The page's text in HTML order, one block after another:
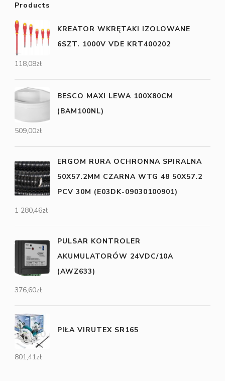
Products
KREATOR WKRĘTAKI IZOLOWANE
6SZT. 1000V VDE KRT400202
118,08zł
BESCO MAXI LEWA 100X80CM
(BAM100NL)
509,00zł
ERGOM RURA OCHRONNA SPIRALNA
50X57.2MM CZARNA WTG 48 50X57.2
PCV 30M (E03DK-09030100901)
1 280,46zł
PULSAR KONTROLER
AKUMULATORÓW 24VDC/10A
(AWZ633)
376,60zł
PIŁA VIRUTEX SR165
801,41zł